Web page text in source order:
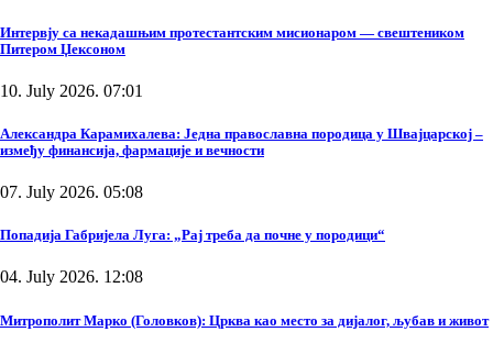
Интервју са некадашњим протестантским мисионаром — свештеником
Питером Џексоном
10. July 2026. 07:01
Александра Карамихалева: Једна православна породица у Швајцарској –
између финансија, фармације и вечности
07. July 2026. 05:08
Попадија Габријела Луга: „Рај треба да почне у породици“
04. July 2026. 12:08
Митрополит Марко (Головков): Црква као место за дијалог, љубав и живот